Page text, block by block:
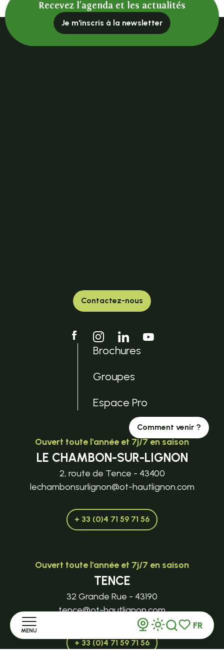
MENU
Voir les
Recherche
FR
Recevez l'agenda et les actualités
Je m'inscris à la newsletter
Contactez-nous
Brochures
Groupes
Espace Pro
Comment venir ?
Ouvert toute l'année et 7j/7 en saison
LE CHAMBON-SUR-LIGNON
2, route de Tence - 43400
lechambonsurlignon@ot-hautlignon.com
+ 33 (0)4 71 59 71 56
Ouvert toute l'année et 7j/7 en saison
TENCE
32 Grande Rue - 43190
tence@ot-hautlignon.com
+ 33 (0)4 71 59 71 56